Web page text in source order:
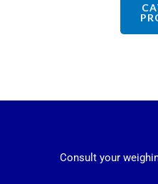
Consult your